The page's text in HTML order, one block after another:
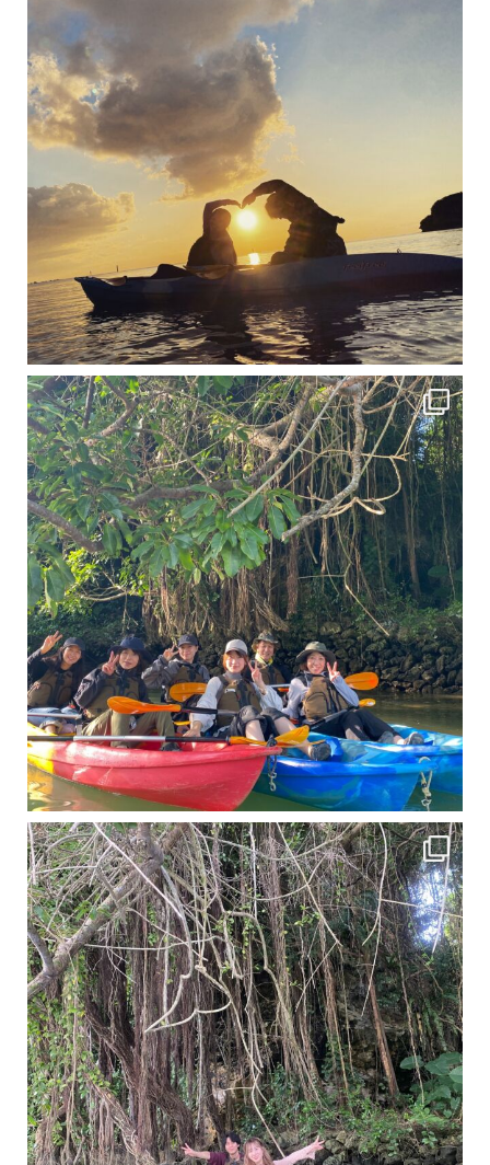
12月に入り、沖縄も流石に半袖では過ごせなくなってきました
ですが、日中はまだ20℃
11月となり沖縄も寒くなってきましたが まだまだ沖縄は半袖です
この時期は、修学旅行